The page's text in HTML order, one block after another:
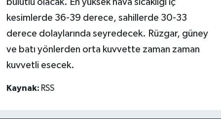
kesimlerde 36-39 derece, sahillerde 30-33
derece dolaylarında seyredecek. Rüzgar, güney
ve batı yönlerden orta kuvvette zaman zaman
kuvvetli esecek.
Kaynak: RSS